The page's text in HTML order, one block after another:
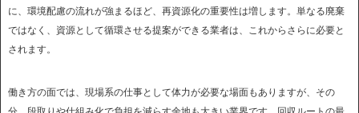
に、環境配慮の流れが強まるほど、再資源化の重要性は増します。単なる廃棄
ではなく、資源として循環させる提案ができる業者は、これからさらに必要と
されます。
働き方の面では、現場系の仕事として体力が必要な場面もありますが、その